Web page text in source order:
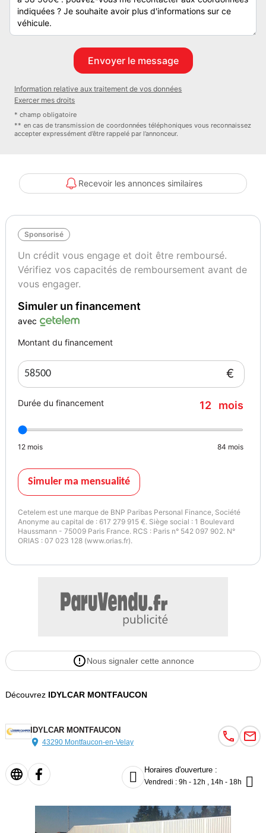
- PTAC : 3500
- Poids lourd : Non
- Boite de vitesse : Manuelle
- Famille Vehicule : Intégral
- Mois garantie : 12
- Garantie constructeur : Intégral
Type
Intégral
4
12 mois
Information relative aux traitement de vos données
Exercer mes droits
* champ obligatoire
** en cas de transmission de coordonnées téléphoniques vous reconnaissez
accepter expressément d’être rappelé par l’annonceur.
Recevoir les annonces similaires
Sponsorisé
Un crédit vous engage et doit être remboursé.
Vérifiez vos capacités de remboursement avant de
vous engager.
Simuler un financement
avec
Montant du financement
€
Durée du financement 12 mois
12 mois 84 mois
Simuler ma mensualité
Cetelem est une marque de BNP Paribas Personal Finance, Société
Anonyme au capital de : 617 279 915 €. Siège social : 1 Boulevard
Haussmann - 75009 Paris France. RCS : Paris n° 542 097 902. N°
ORIAS : 07 023 128 (www.orias.fr).
Nous signaler cette annonce
Découvrez IDYLCAR MONTFAUCON
IDYLCAR MONTFAUCON
43290 Montfaucon-en-Velay
 Horaires d'ouverture :
Vendredi : 9h - 12h , 14h - 18h 